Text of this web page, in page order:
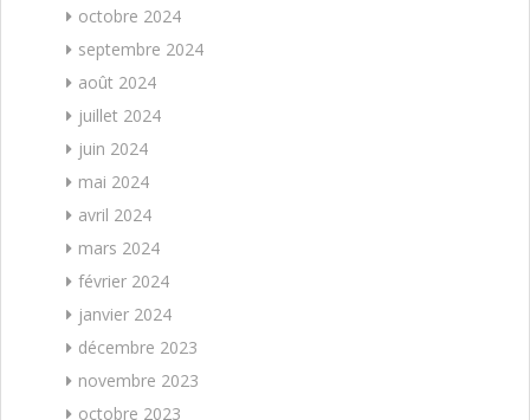
octobre 2024
septembre 2024
août 2024
juillet 2024
juin 2024
mai 2024
avril 2024
mars 2024
février 2024
janvier 2024
décembre 2023
novembre 2023
octobre 2023